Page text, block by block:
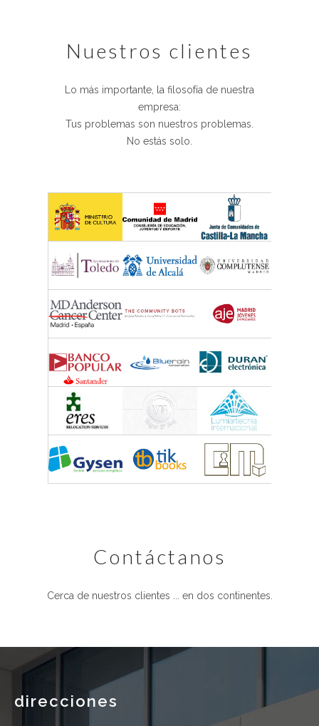
nuestros clientes
Lo más importante, la filosofía de nuestra
empresa:
Tus problemas son nuestros problemas.
No estás solo.
contáctanos
Cerca de nuestros clientes ... en dos continentes.
direcciones